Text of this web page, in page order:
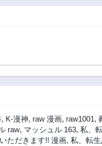
、勇者
, K-漫神, raw 漫画, raw1001,
raw, マッシュル 163, 私、
ただきます!! 漫画, 私、転